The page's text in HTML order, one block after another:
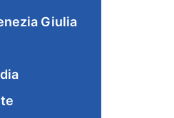
Giulia